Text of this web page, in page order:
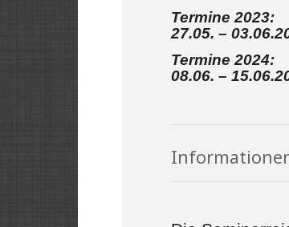
Termine 2023:
27.05. –
Termine 2024:
08.06. –